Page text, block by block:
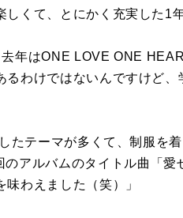
くて、とにかく充実した1年
年はONE LOVE ONE
わけではないんですけど、
テーマが多くて、制服を着
アルバムのタイトル曲「
わえました（笑）」